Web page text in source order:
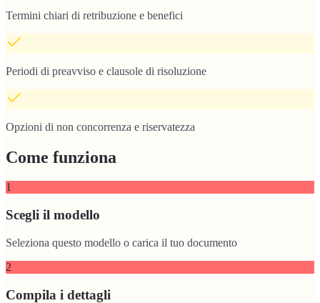
Termini chiari di retribuzione e benefici
Periodi di preavviso e clausole di risoluzione
Opzioni di non concorrenza e riservatezza
Come funziona
1
Scegli il modello
Seleziona questo modello o carica il tuo documento
2
Compila i dettagli